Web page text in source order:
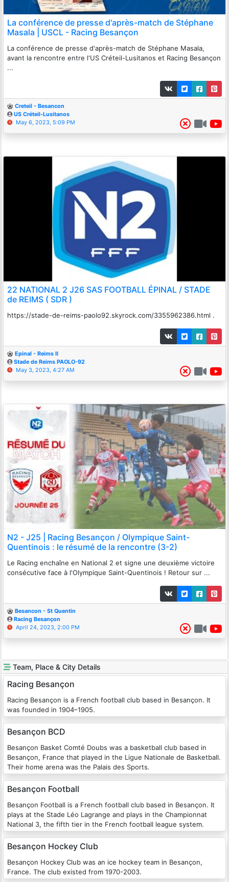
La conférence de presse d'après-match de Stéphane
Masala | USCL - Racing Besançon
La conférence de presse d'après-match de Stéphane Masala,
avant la rencontre entre l'US Créteil-Lusitanos et Racing Besançon
...
Creteil - Besancon
US Créteil-Lusitanos
May 6, 2023, 5:09 PM
22 NATIONAL 2 J26 SAS FOOTBALL ÉPINAL / STADE
de REIMS ( SDR )
https://stade-de-reims-paolo92.skyrock.com/3355962386.html .
Epinal - Reims II
Stade de Reims PAOLO-92
May 3, 2023, 4:27 AM
N2 - J25 | Racing Besançon / Olympique Saint-
Quentinois : le résumé de la rencontre (3-2)
Le Racing enchaîne en National 2 et signe une deuxième victoire
consécutive face à l'Olympique Saint-Quentinois ! Retour sur ...
Besancon - St Quentin
Racing Besançon
April 24, 2023, 2:00 PM
Team, Place & City Details
Racing Besançon
Racing Besançon is a French football club based in Besançon. It
was founded in 1904–1905.
Besançon BCD
Besançon Basket Comté Doubs was a basketball club based in
Besançon, France that played in the Ligue Nationale de Basketball.
Their home arena was the Palais des Sports.
Besançon Football
Besançon Football is a French football club based in Besançon. It
plays at the Stade Léo Lagrange and plays in the Championnat
National 3, the fifth tier in the French football league system.
Besançon Hockey Club
Besançon Hockey Club was an ice hockey team in Besançon,
France. The club existed from 1970-2003.